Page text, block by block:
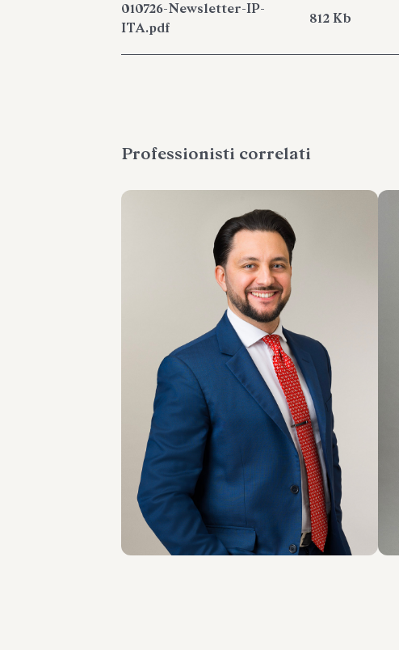
010726-Newsletter-IP-
ITA.pdf
812 Kb
Professionisti correlati
ASSOCIATE
Jacopo Baieri
SEDI
Milano
Scopri il professionista